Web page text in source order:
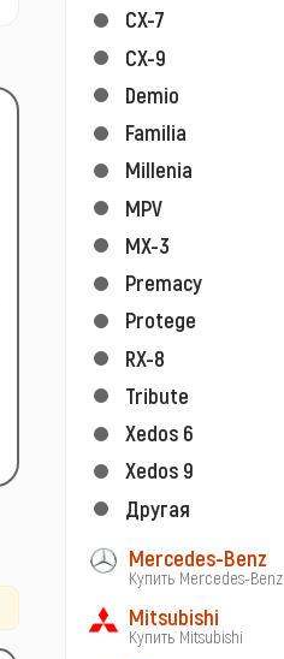
CX-7
CX-9
Demio
Familia
Millenia
MPV
MX-3
Premacy
Protege
RX-8
Tribute
Xedos 6
Xedos 9
Другая
Mercedes-Benz
Купить Mercedes-Benz
Mitsubishi
Купить Mitsubishi